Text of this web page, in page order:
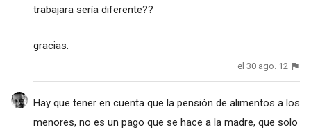
trabajara sería diferente??
gracias.
el 30 ago. 12
Hay que tener en cuenta que la pensión de alimentos a los
menores, no es un pago que se hace a la madre, que solo